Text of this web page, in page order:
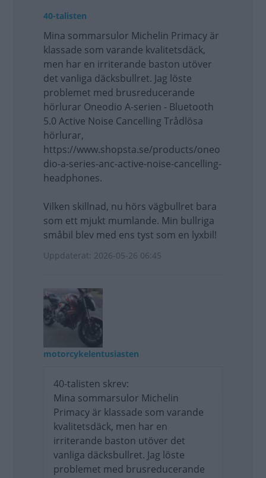
40-talisten
Mina sommarsulor Michelin Primacy är
klassade som varande kvalitetsdäck,
men har en irriterande baston utöver
det vanliga däcksbullret. Jag löste
problemet med brusreducerande
hörlurar Oneodio A-serien - Bluetooth
5.0 Active Noise Cancelling Trådlösa
hörlurar,
https://www.shopsta.se/products/oneo
dio-a-series-anc-active-noise-cancelling-
headphones.
Vilken skillnad, nu hörs vägbullret bara
som ett mjukt mumlande. Min bullriga
småbil blev med ens tyst som en lyxbil!
Uppdaterat: 2026-05-26 06:45
motorcykelentusiasten
40-talisten skrev:
Mina sommarsulor Michelin
Primacy är klassade som varande
kvalitetsdäck, men har en
irriterande baston utöver det
vanliga däcksbullret. Jag löste
problemet med brusreducerande